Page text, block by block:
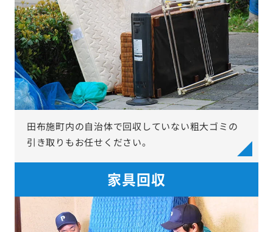
田布施町内の自治体で回収していない粗大ゴミの
引き取りもお任せください。
家具回収